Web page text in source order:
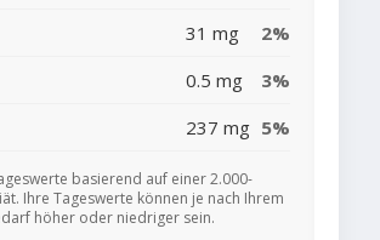
31 mg
2%
0.5 mg
3%
237 mg 5%
basierend auf einer 2.000-
Ihre Tageswerte können je nach Ihrem
höher oder niedriger sein.